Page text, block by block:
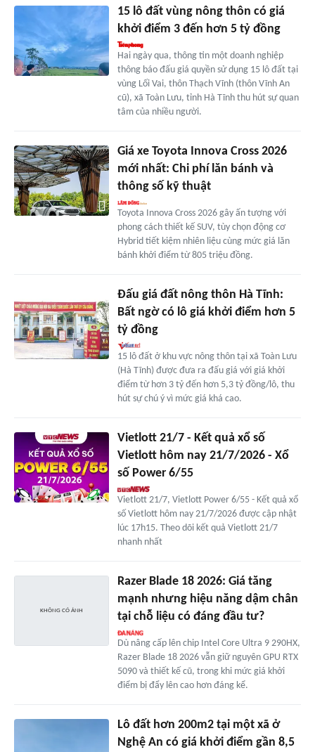
15 lô đất vùng nông thôn có giá
khởi điểm 3 đến hơn 5 tỷ đồng
Hai ngày qua, thông tin một doanh nghiệp
thông báo đấu giá quyền sử dụng 15 lô đất tại
vùng Lối Vai, thôn Thạch Vĩnh (thôn Vĩnh An
cũ), xã Toàn Lưu, tỉnh Hà Tĩnh thu hút sự quan
tâm của nhiều người.
Giá xe Toyota Innova Cross 2026
mới nhất: Chi phí lăn bánh và
thông số kỹ thuật
Toyota Innova Cross 2026 gây ấn tượng với
phong cách thiết kế SUV, tùy chọn động cơ
Hybrid tiết kiệm nhiên liệu cùng mức giá lăn
bánh khởi điểm từ 805 triệu đồng.
Đấu giá đất nông thôn Hà Tĩnh:
Bất ngờ có lô giá khởi điểm hơn 5
tỷ đồng
15 lô đất ở khu vực nông thôn tại xã Toàn Lưu
(Hà Tĩnh) được đưa ra đấu giá với giá khởi
điểm từ hơn 3 tỷ đến hơn 5,3 tỷ đồng/lô, thu
hút sự chú ý vì mức giá khá cao.
Vietlott 21/7 - Kết quả xổ số
Vietlott hôm nay 21/7/2026 - Xổ
số Power 6/55
Vietlott 21/7, Vietlott Power 6/55 - Kết quả xổ
số Vietlott hôm nay 21/7/2026 được cập nhật
lúc 17h15. Theo dõi kết quả Vietlott 21/7
nhanh nhất
Razer Blade 18 2026: Giá tăng
mạnh nhưng hiệu năng dậm chân
tại chỗ liệu có đáng đầu tư?
Dù nâng cấp lên chip Intel Core Ultra 9 290HX,
Razer Blade 18 2026 vẫn giữ nguyên GPU RTX
5090 và thiết kế cũ, trong khi mức giá khởi
điểm bị đẩy lên cao hơn đáng kể.
Lô đất hơn 200m2 tại một xã ở
Nghệ An có giá khởi điểm gần 8,5